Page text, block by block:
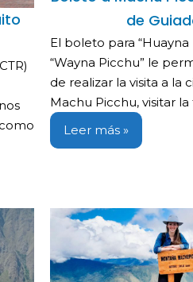
de
El boleto para “Huayna
“Wayna Picchu” le
de realizar la visita a la
Machu Picchu, visitar
Leer más »